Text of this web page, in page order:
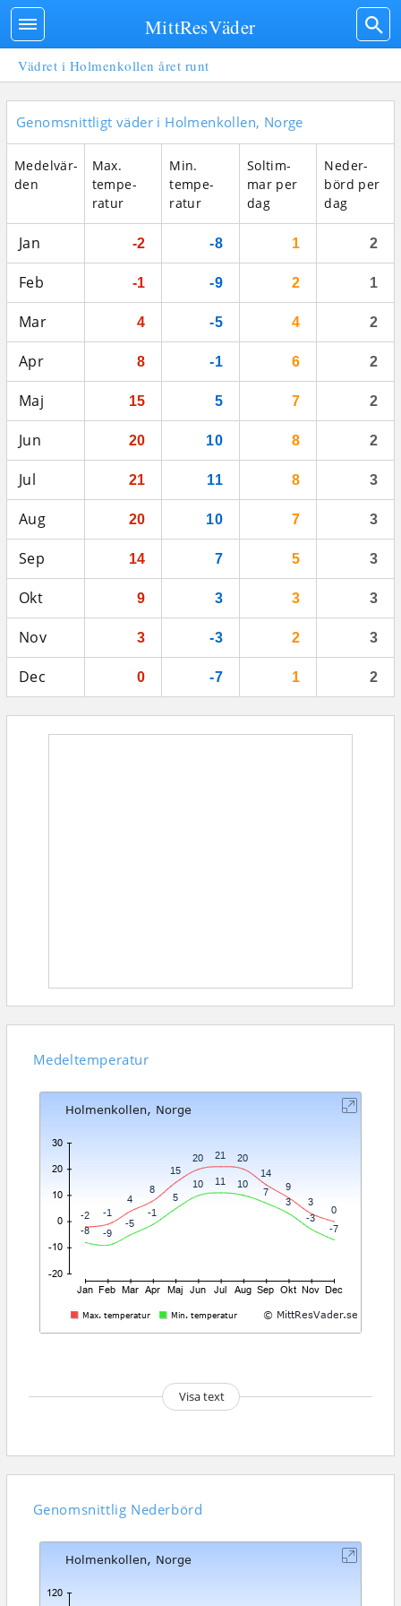
Vädret i Holmenkollen året runt
Genomsnittligt väder i Holmenkollen, Norge
Medel­vär­
den
Max.
tempe­
ratur
Min.
tempe­
ratur
Sol­tim­
mar per
dag
Neder­
börd per
dag
Jan -2 -8 1 2
Feb -1 -9 2 1
Mar 4 -5 4 2
Apr 8 -1 6 2
Maj 15 5 7 2
Jun 20 10 8 2
Jul 21 11 8 3
Aug 20 10 7 3
Sep 14 7 5 3
Okt 9 3 3 3
Nov 3 -3 2 3
Dec 0 -7 1 2
Medeltemperatur
Visa text
Genomsnittlig Nederbörd
MittResVäder